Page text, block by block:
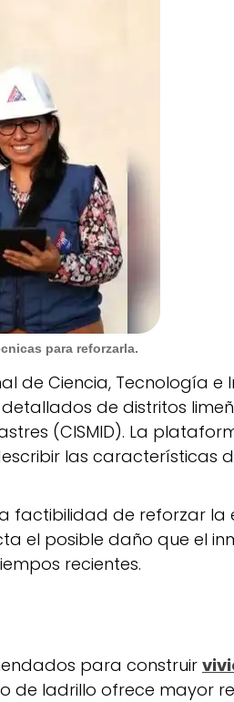
para reforzarla.
de Ciencia, Tecnología e
de distritos
(CISMID). La
las características
factibilidad de reforzar
el posible daño que el
recientes.
para construir
de ladrillo ofrece mayor